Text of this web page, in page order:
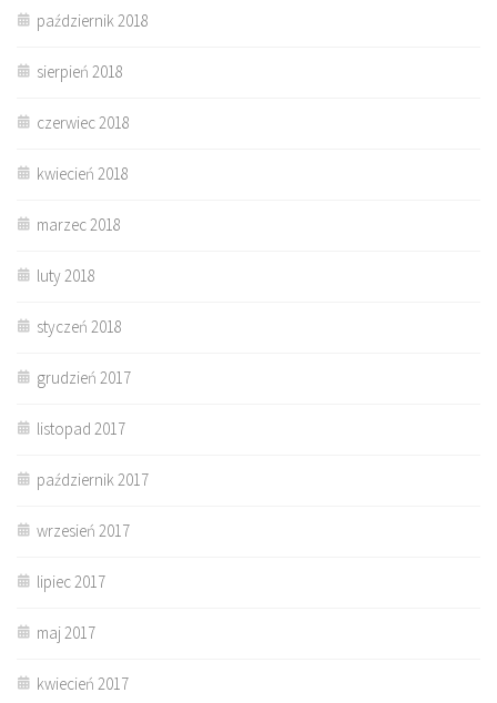
październik 2018
sierpień 2018
czerwiec 2018
kwiecień 2018
marzec 2018
luty 2018
styczeń 2018
grudzień 2017
listopad 2017
październik 2017
wrzesień 2017
lipiec 2017
maj 2017
kwiecień 2017